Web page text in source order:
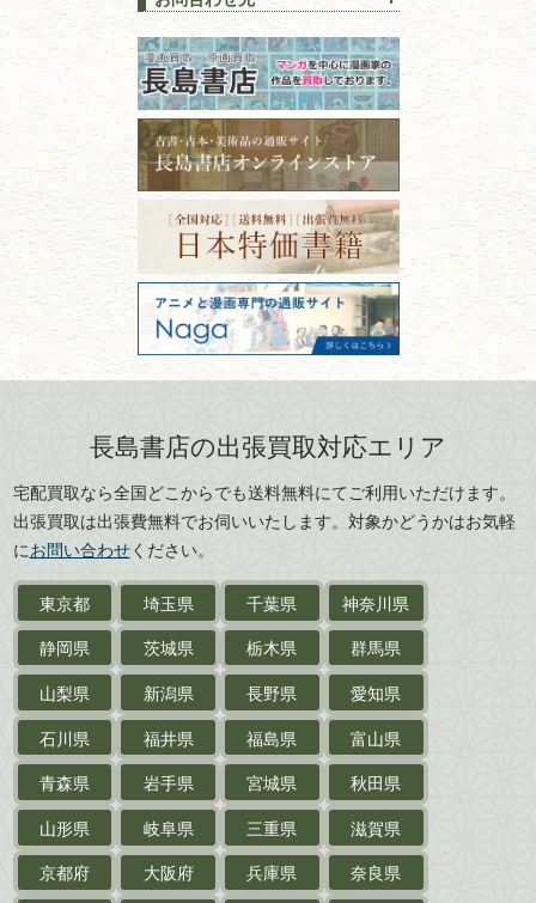
書道
拓本・法帖・碑帖
篆刻・印譜
書道具
美術書・アート本・
デザイン本
カメラ・撮影術
版画・リトグラフ・
刀剣・鎧・甲冑
武道書・武術書
近代文学・
サイン色紙
作家草稿・原稿・肉筆物
探偵小説・推理小説
乗物
鉄道・
電車・バス
戦前・戦中の紙物・資料
絵葉書
古本の保管方法と劣化する原
因！適切な管理で長持ちさせ
るコツ
古本は汚れていると買取でき
ない？適切な保管方法とクリ
ーニング！
ISBNコードとは？書籍の識別
番号の意味と役割を解説
価値ある古書を売るポイント
と注意点
山梨県
新潟県
長野県
愛知県
石川県
福井県
福島県
富山県
青森県
岩手県
宮城県
秋田県
山形県
岐阜県
三重県
滋賀県
京都府
大阪府
兵庫県
奈良県
島根県
岡山県
徳島県
香川県
愛媛県
古本買取専門店 長島書店
〒101-0051
東京都千代田区神田神保町2-5-1
フリーダイヤル：0120-414-548
電話：03-3512-8115
FAX：03-3512-8116
古物商許可：東京都公安委員会 第
301028901712号
古物商名称：有限会社長島書店
長島書店の出張買取対応エリア
宅配買取なら全国どこからでも送料無料にてご利用いただけます。
出張買取は出張費無料でお伺いいたします。対象かどうかはお気軽
にお問い合わせください。
東京都 埼玉県 千葉県
神奈川県
静岡県
茨城県 栃木県
群馬県
山梨県
新潟県 長野県
愛知県
石川県
福井県 福島県
富山県
青森県
岩手県 宮城県
秋田県
山形県
岐阜県 三重県
滋賀県
京都府
大阪府 兵庫県
奈良県